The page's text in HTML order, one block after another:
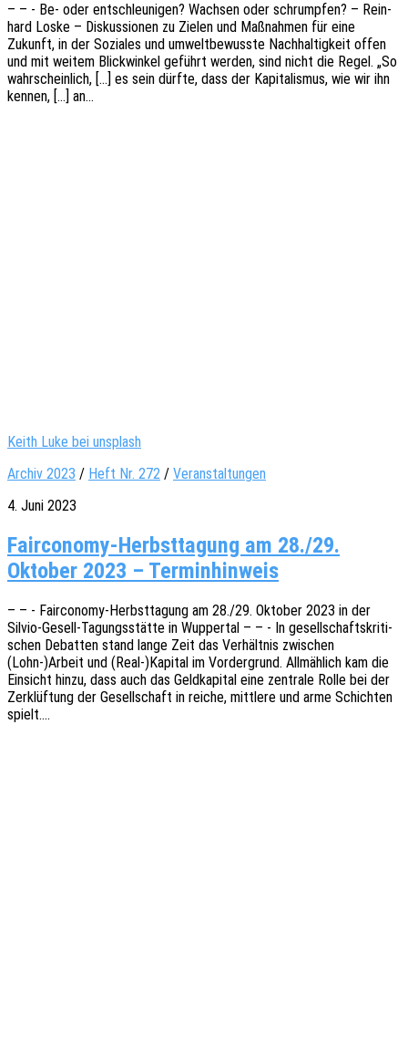
– – - Be- oder entschleu­ni­gen? Wach­sen oder schrump­fen? – Rein­
hard Loske – Diskus­sio­nen zu Zielen und Maßnah­men für eine
Zukunft, in der Sozia­les und umwelt­be­wuss­te Nach­hal­tig­keit offen
und mit weitem Blick­win­kel geführt werden, sind nicht die Regel. „So
wahr­schein­lich, […] es sein dürfte, dass der Kapi­ta­lis­mus, wie wir ihn
kennen, […] an…
Keith Luke bei unsplash
Archiv 2023 / Heft Nr. 272 / Veranstaltungen
4. Juni 2023
Fairconomy-Herbsttagung am 28./29.
Oktober 2023 – Terminhinweis
– – - Fair­­co­­no­­my-Herbst­­ta­­gung am 28./29. Okto­ber 2023 in der
Silvio-Gesell-Tagungs­­­stä­t­­te in Wupper­tal – – - In gesell­schafts­kri­ti­
schen Debat­ten stand lange Zeit das Verhält­nis zwischen
(Lohn-)Arbeit und (Real-)Kapital im Vorder­grund. Allmäh­lich kam die
Einsicht hinzu, dass auch das Geld­ka­pi­tal eine zentra­le Rolle bei der
Zerklüf­tung der Gesell­schaft in reiche, mitt­le­re und arme Schich­ten
spielt.…